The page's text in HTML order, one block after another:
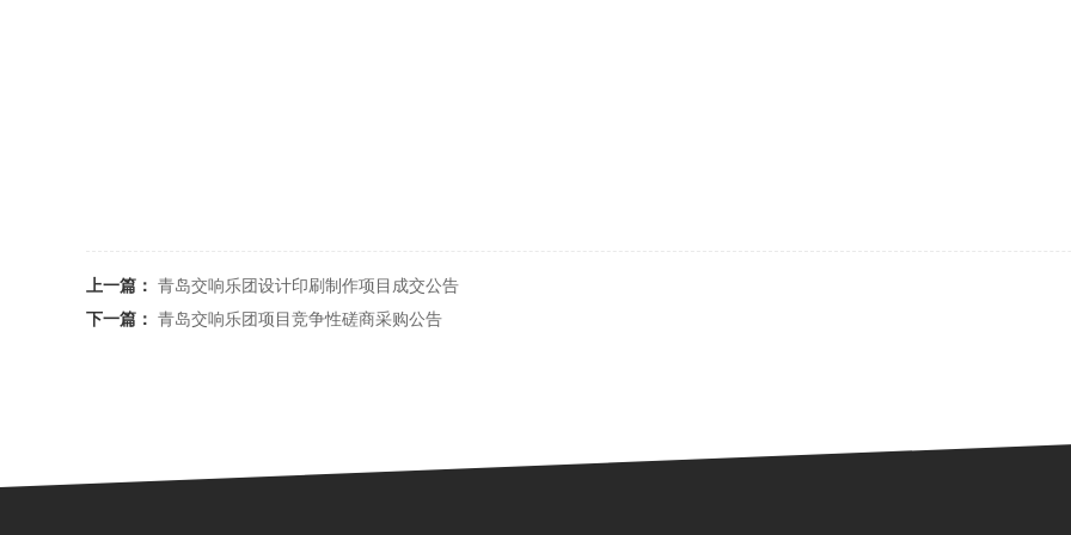
上一篇： 青岛交响乐团设计印刷制作项目成交公告
下一篇： 青岛交响乐团项目竞争性磋商采购公告